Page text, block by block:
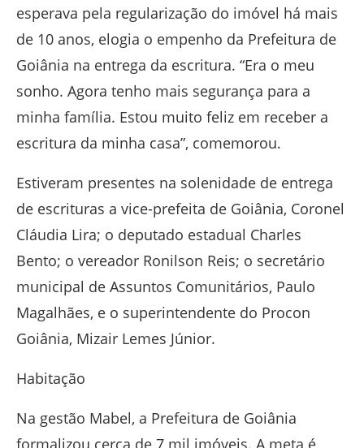
esperava pela regularização do imóvel há mais
de 10 anos, elogia o empenho da Prefeitura de
Goiânia na entrega da escritura. “Era o meu
sonho. Agora tenho mais segurança para a
minha família. Estou muito feliz em receber a
escritura da minha casa”, comemorou.
Estiveram presentes na solenidade de entrega
de escrituras a vice-prefeita de Goiânia, Coronel
Cláudia Lira; o deputado estadual Charles
Bento; o vereador Ronilson Reis; o secretário
municipal de Assuntos Comunitários, Paulo
Magalhães, e o superintendente do Procon
Goiânia, Mizair Lemes Júnior.
Habitação
Na gestão Mabel, a Prefeitura de Goiânia
formalizou cerca de 7 mil imóveis. A meta é